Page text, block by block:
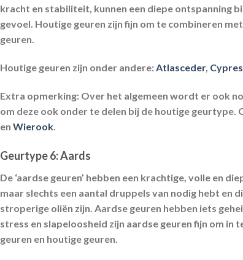
kracht en stabiliteit, kunnen een diepe ontspanning
gevoel. Houtige geuren zijn fijn om te combineren
geuren.
Houtige geuren zijn onder andere:Atlasceder, Cypres
Extra opmerking: Over het algemeen wordt er ook
om deze ook onder te delen bij de houtige geurtype.
en Wierook.
Geurtype 6:Aards
De ‘aardse geuren’ hebben een krachtige, volle en
maar slechts een aantal druppels van nodig hebt en
stroperige oliën zijn. Aardse geuren hebben iets
stress en slapeloosheid zijn aardse geuren fijn om
geuren en houtige geuren.